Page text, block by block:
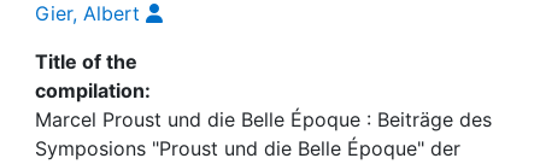
Gier, Albert
Title of the
compilation:
Marcel Proust und die Belle Époque : Beiträge des
Symposions "Proust und die Belle Époque" der